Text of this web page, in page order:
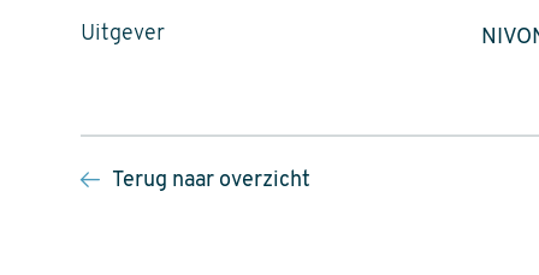
Uitgever
Terug naar overzicht